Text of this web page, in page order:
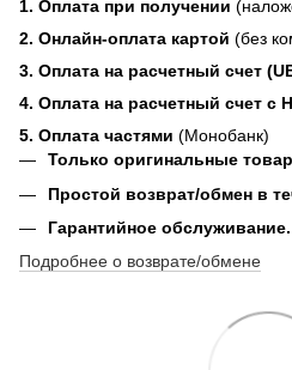
1. Оплата при получении
2. Онлайн-оплата картой (без
3. Оплата на расчетный счет
4. Оплата на расчетный счет с
5. Оплата частями (Монобанк)
Только оригинальные
Простой возврат/обмен в
Гарантийное обслуживание.
Подробнее о возврате/обмене